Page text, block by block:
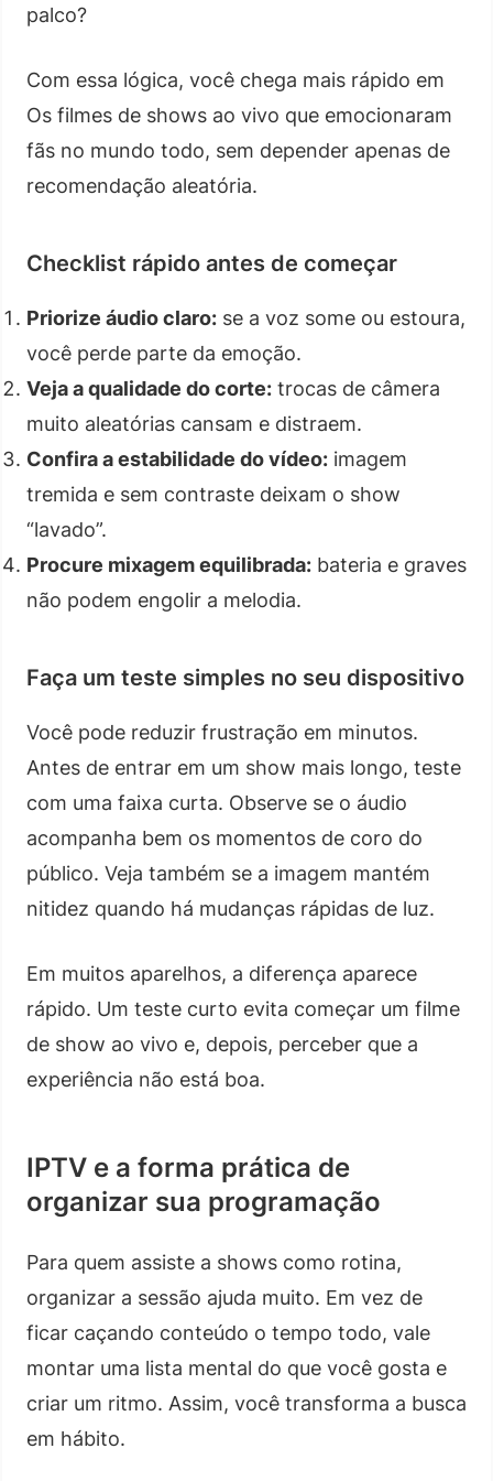
palco?
Com essa lógica, você chega mais rápido em
Os filmes de shows ao vivo que emocionaram
fãs no mundo todo, sem depender apenas de
recomendação aleatória.
Checklist rápido antes de começar
Priorize áudio claro: se a voz some ou estoura,
você perde parte da emoção.
Veja a qualidade do corte: trocas de câmera
muito aleatórias cansam e distraem.
Confira a estabilidade do vídeo: imagem
tremida e sem contraste deixam o show
“lavado”.
Procure mixagem equilibrada: bateria e graves
não podem engolir a melodia.
Faça um teste simples no seu dispositivo
Você pode reduzir frustração em minutos.
Antes de entrar em um show mais longo, teste
com uma faixa curta. Observe se o áudio
acompanha bem os momentos de coro do
público. Veja também se a imagem mantém
nitidez quando há mudanças rápidas de luz.
Em muitos aparelhos, a diferença aparece
rápido. Um teste curto evita começar um filme
de show ao vivo e, depois, perceber que a
experiência não está boa.
IPTV e a forma prática de
organizar sua programação
Para quem assiste a shows como rotina,
organizar a sessão ajuda muito. Em vez de
ficar caçando conteúdo o tempo todo, vale
montar uma lista mental do que você gosta e
criar um ritmo. Assim, você transforma a busca
em hábito.